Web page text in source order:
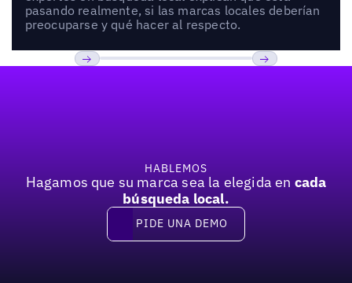
pasando realmente, si las marcas locales deberían
preocuparse y qué hacer al respecto.
HABLEMOS
Hagamos que su marca sea la elegida en cada
búsqueda local.
Pide una demo
PIDE UNA DEMO